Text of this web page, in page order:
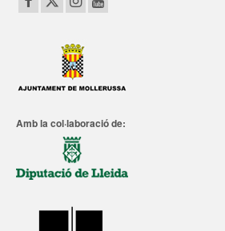
Amb la col·laboració de: